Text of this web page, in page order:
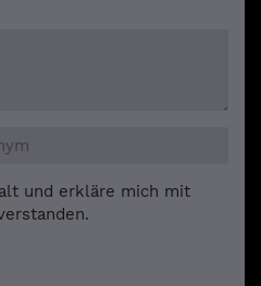
und erkläre mich mit